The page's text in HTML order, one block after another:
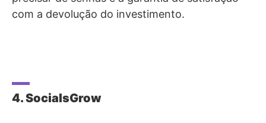
com a devolução do investimento.
4. SocialsGrow